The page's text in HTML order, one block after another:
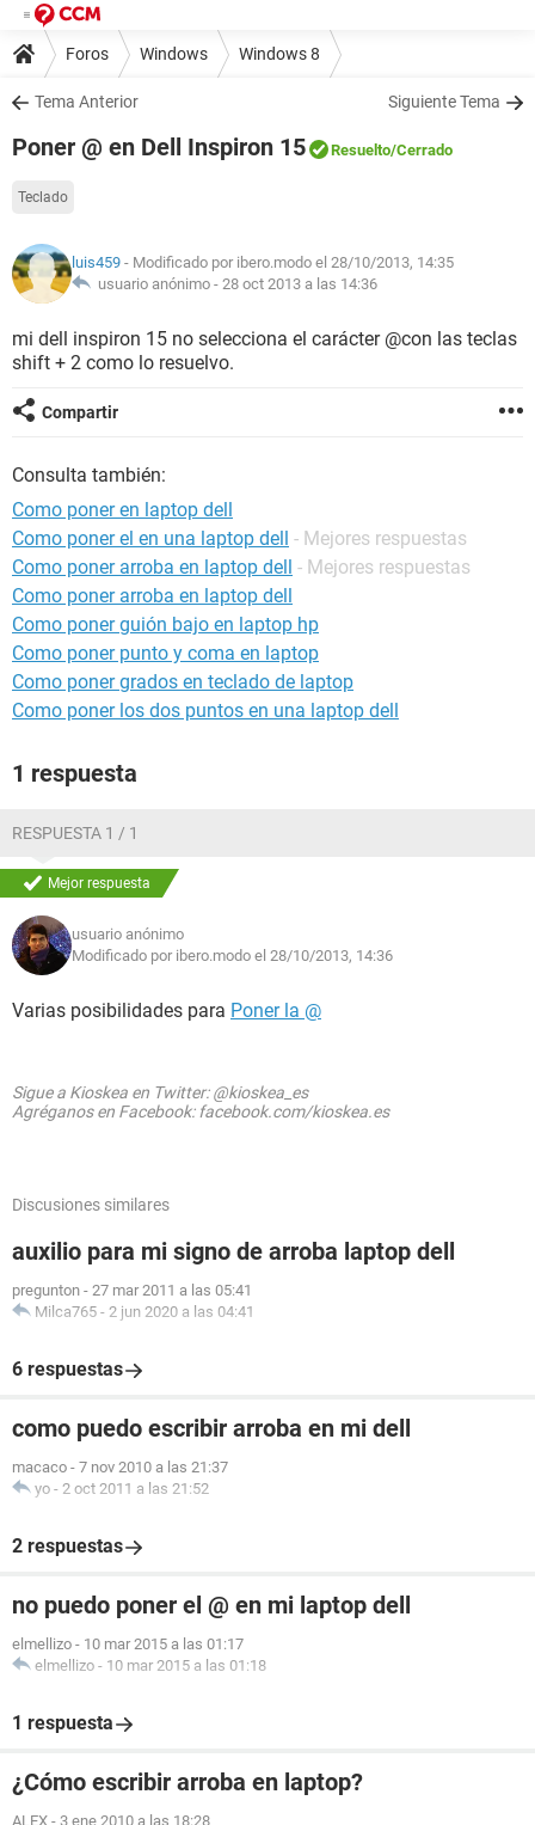
Foros Windows Windows 8
Tema Anterior Siguiente Tema
Poner @ en Dell Inspiron 15 Resuelto/Cerrado
Teclado
luis459 - Modificado por ibero.modo el 28/10/2013, 14:35
usuario anónimo - 28 oct 2013 a las 14:36
mi dell inspiron 15 no selecciona el carácter @con las teclas
shift + 2 como lo resuelvo.
Compartir
Consulta también:
Como poner en laptop dell
Como poner el en una laptop dell - Mejores respuestas
Como poner arroba en laptop dell - Mejores respuestas
Como poner arroba en laptop dell
Como poner guión bajo en laptop hp
Como poner punto y coma en laptop
Como poner grados en teclado de laptop
Como poner los dos puntos en una laptop dell
1 respuesta
RESPUESTA 1 / 1
Mejor respuesta
usuario anónimo
Modificado por ibero.modo el 28/10/2013, 14:36
Varias posibilidades para Poner la @
Sigue a Kioskea en Twitter: @kioskea_es
Agréganos en Facebook: facebook.com/kioskea.es
Discusiones similares
auxilio para mi signo de arroba laptop dell
pregunton - 27 mar 2011 a las 05:41
Milca765 - 2 jun 2020 a las 04:41
6 respuestas
como puedo escribir arroba en mi dell
macaco - 7 nov 2010 a las 21:37
yo - 2 oct 2011 a las 21:52
2 respuestas
no puedo poner el @ en mi laptop dell
elmellizo - 10 mar 2015 a las 01:17
elmellizo - 10 mar 2015 a las 01:18
1 respuesta
¿Cómo escribir arroba en laptop?
ALEX - 3 ene 2010 a las 18:28